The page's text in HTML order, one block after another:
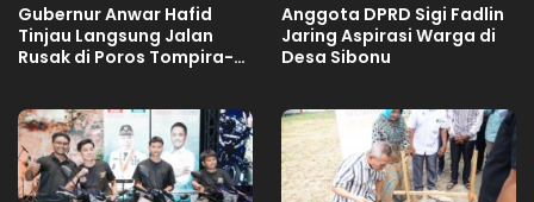
Gubernur Anwar Hafid
Tinjau Langsung Jalan
Rusak di Poros Tompira-
Anggota DPRD Sigi Fadlin
Jaring Aspirasi Warga di
Desa Sibonu